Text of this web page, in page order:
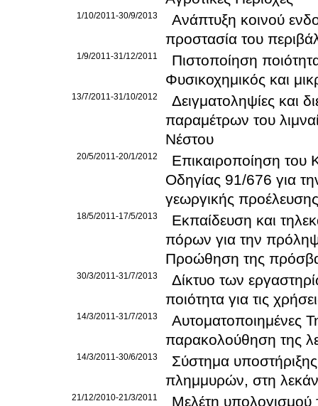
1/10/2011-30/9/2013
Ανάπτυξη κοινού
προστασία του
1/9/2011-31/12/2011
Πιστοποίηση
Φυσικοχημικός και
13/7/2011-31/10/2012
Δειγματοληψίες και
παραμέτρων του
Νέστου
20/5/2011-20/1/2012
Επικαιροποίηση του
Οδηγίας 91/676 για
γεωργικής προέλευσης
18/5/2011-17/5/2013
Εκπαίδευση και
πόρων για την
Προώθηση της
30/3/2011-31/7/2013
Δίκτυο των
ποιότητα για τις
14/3/2011-31/7/2013
Αυτοματοποιημένες
παρακολούθηση της
14/3/2011-30/6/2013
Σύστημα
πλημμυρών, στη
21/12/2010-21/3/2011 Μελέτη